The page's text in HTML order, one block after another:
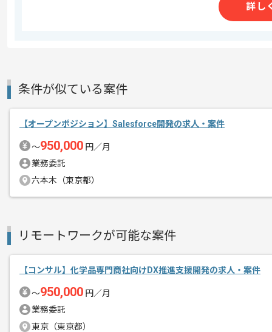
メント
会員制リゾート事業、ホテル、旅館運
コンサルティング事業をおこなう企業で
今回は宿泊施設運営企業向けシステム
プロジェクトは長期を想定しており、
参画を希望される方にはお勧めの案件と
詳し
条件が似ている案件
【オープンポジション】Salesforce開発の求人・案件
〜950,000 円／月
業務委託
六本木（東京都）
リモートワークが可能な案件
【コンサル】化学品専門商社向けDX推進支援開発の求人・案件
〜950,000 円／月
業務委託
東京（東京都）